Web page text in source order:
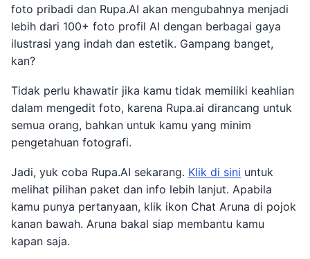
foto pribadi dan Rupa.AI akan mengubahnya menjadi
lebih dari 100+ foto profil AI dengan berbagai gaya
ilustrasi yang indah dan estetik. Gampang banget,
kan?
Tidak perlu khawatir jika kamu tidak memiliki keahlian
dalam mengedit foto, karena Rupa.ai dirancang untuk
semua orang, bahkan untuk kamu yang minim
pengetahuan fotografi.
Jadi, yuk coba Rupa.AI sekarang. Klik di sini untuk
melihat pilihan paket dan info lebih lanjut. Apabila
kamu punya pertanyaan, klik ikon Chat Aruna di pojok
kanan bawah. Aruna bakal siap membantu kamu
kapan saja.